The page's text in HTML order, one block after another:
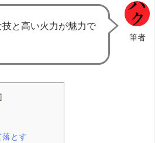
筆者
と高い火力が魅力で
とす